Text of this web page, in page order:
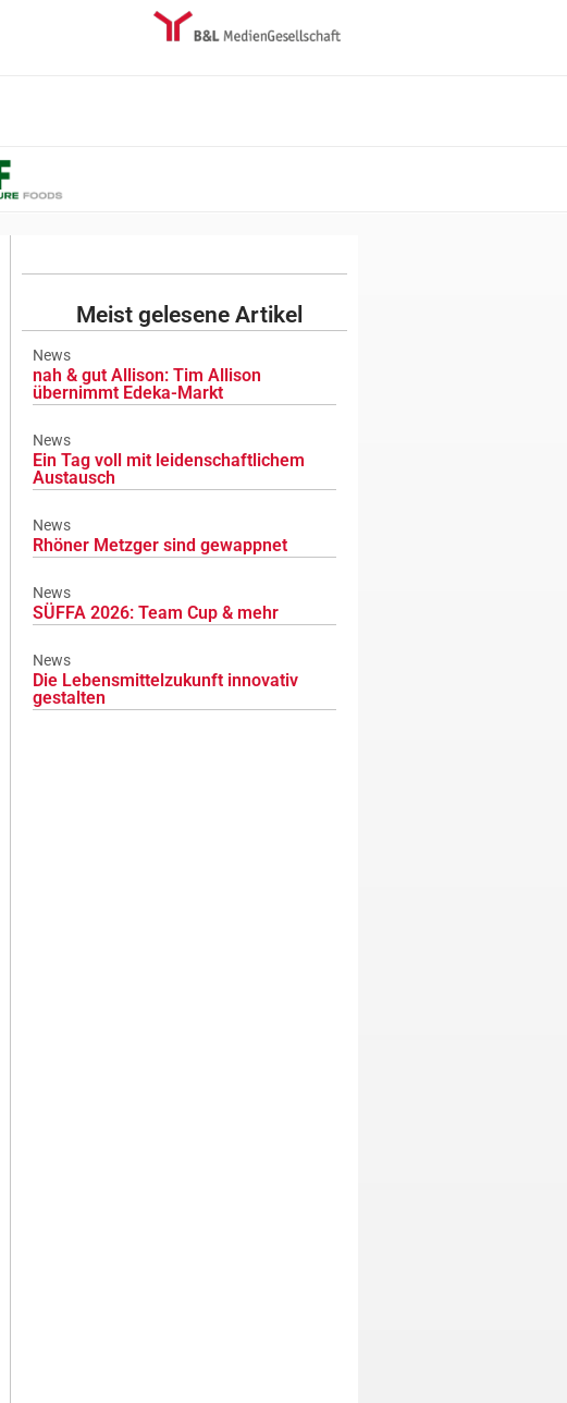
Meist gelesene Artikel
News
nah & gut Allison: Tim Allison
übernimmt Edeka-Markt
News
Ein Tag voll mit leidenschaftlichem
Austausch
News
Rhöner Metzger sind gewappnet
News
SÜFFA 2026: Team Cup & mehr
News
Die Lebensmittelzukunft innovativ
gestalten